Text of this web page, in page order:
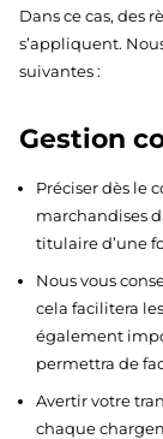
Dans ce cas, des
s’appliquent.
suivantes :
Gestion
Préciser dès le
marchandises
titulaire d’une
Nous vous
cela facilitera
également
permettra de
Avertir votre
chaque